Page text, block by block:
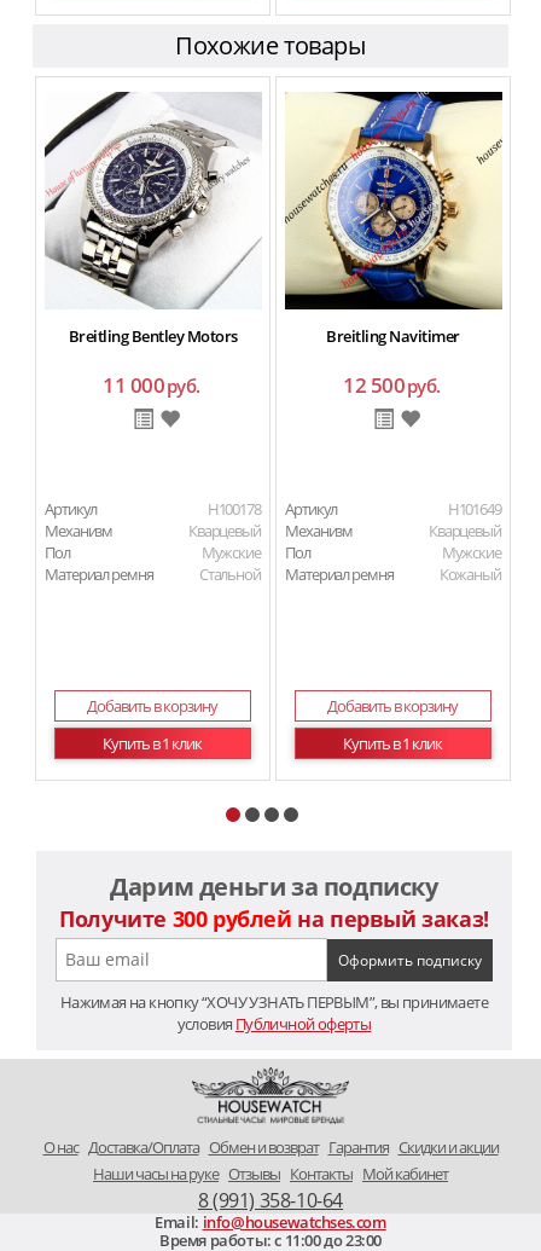
Похожие товары
Breitling Bentley Motors
11 000руб.
Артикул
H100178
Механизм
Кварцевый
Пол
Мужские
Материал ремня
Стальной
Добавить в корзину
Купить в 1 клик
Breitling Navitimer
12 500руб.
Артикул
H101649
Механизм
Кварцевый
Пол
Мужские
Материал ремня
Кожаный
Добавить в корзину
Купить в 1 клик
Дарим деньги за подписку
Получите 300 рублей на первый заказ!
Нажимая на кнопку “ХОЧУ УЗНАТЬ ПЕРВЫМ”, вы принимаете
условия Публичной оферты
O нас Доставка/Оплата Обмен и возврат Гарантия Скидки и акции
Наши часы на руке Отзывы Контакты Мой кабинет
8 (991) 358-10-64
Email: info@housewatchses.com
Время работы: c 11:00 до 23:00